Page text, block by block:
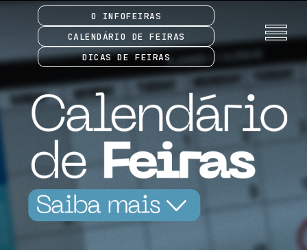
O INFOFEIRAS
CALENDÁRIO DE FEIRAS
DICAS DE FEIRAS